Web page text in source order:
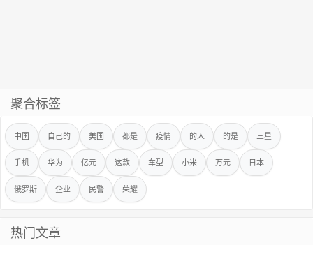
聚合标签
中国 自己的 美国 都是 疫情 的人 的是 三星
手机 华为 亿元 这款 车型 小米 万元 日本
俄罗斯 企业 民警 荣耀
热门文章